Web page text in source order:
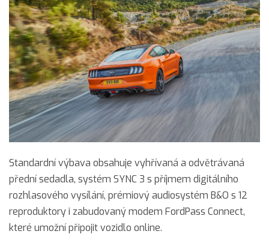
Standardní výbava obsahuje vyhřívaná a odvětrávaná
přední sedadla, systém SYNC 3 s příjmem digitálního
rozhlasového vysílání, prémiový audiosystém B&O s 12
reproduktory i zabudovaný modem FordPass Connect,
které umožní připojit vozidlo online.